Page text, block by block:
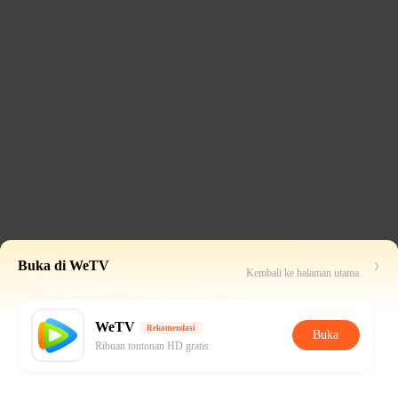
Buka di WeTV Kembali ke halaman utama
WeTV Rekomendasi
Ribuan tontonan HD gratis
Buka